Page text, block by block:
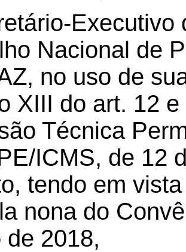
Executivo
Nacional de
no uso de
XIII do art. 12
Técnica
ICMS, de 12
tendo em
nona do
de 2018,